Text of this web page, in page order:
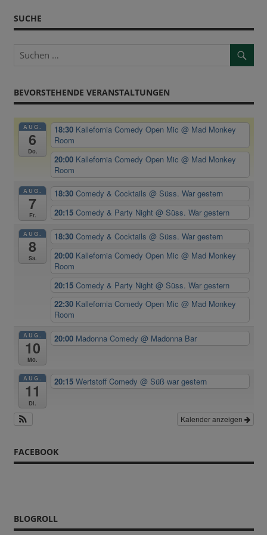
SUCHE
BEVORSTEHENDE VERANSTALTUNGEN
AUG.
6
Do.
18:30 Kallefornia Comedy Open Mic@ Mad Monkey
Room
20:00 Kallefornia Comedy Open Mic@ Mad Monkey
Room
AUG.
7
Fr.
18:30Comedy & Cocktails@ Süss. War gestern
20:15Comedy & Party Night@ Süss. War gestern
AUG.
8
Sa.
18:30Comedy & Cocktails@ Süss. War gestern
20:00 Kallefornia Comedy Open Mic@ Mad Monkey
Room
20:15Comedy & Party Night@ Süss. War gestern
22:30 Kallefornia Comedy Open Mic@ Mad Monkey
Room
AUG.
10
Mo.
20:00 Madonna Comedy@ Madonna Bar
AUG.
11
Di.
20:15Wertstoff Comedy@ Süß war gestern
Kalender anzeigen
FACEBOOK
BLOGROLL